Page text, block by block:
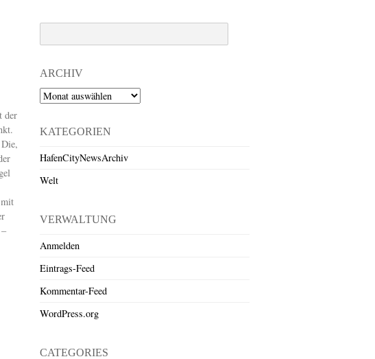
der
ARCHIV
Archiv
KATEGORIEN
HafenCityNewsArchiv
Welt
VERWALTUNG
Anmelden
Eintrags-Feed
Kommentar-Feed
WordPress.org
CATEGORIES